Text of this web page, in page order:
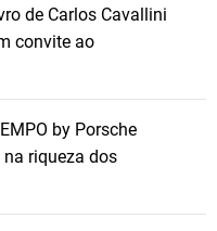
de Carlos Cavallini
convite ao
by Porsche
riqueza dos